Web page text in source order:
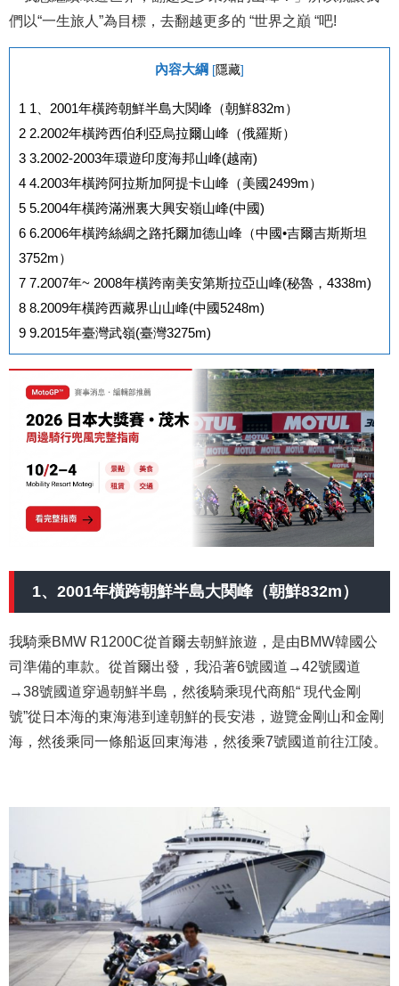
們以“一生旅人”為目標，去翻越更多的 “世界之巔 “吧!
內容大綱 [隱藏]
1 1、2001年橫跨朝鮮半島大関峰（朝鮮832m）
2 2.2002年橫跨西伯利亞烏拉爾山峰（俄羅斯）
3 3.2002-2003年環遊印度海邦山峰(越南)
4 4.2003年橫跨阿拉斯加阿提卡山峰（美國2499m）
5 5.2004年橫跨滿洲裏大興安嶺山峰(中國)
6 6.2006年橫跨絲綢之路托爾加德山峰（中國•吉爾吉斯斯坦
3752m）
7 7.2007年~ 2008年橫跨南美安第斯拉亞山峰(秘魯，4338m)
8 8.2009年橫跨西藏界山山峰(中國5248m)
9 9.2015年臺灣武嶺(臺灣3275m)
1、2001年橫跨朝鮮半島大関峰（朝鮮832m）
我騎乘BMW R1200C從首爾去朝鮮旅遊，是由BMW韓國公
司準備的車款。從首爾出發，我沿著6號國道→42號國道
→38號國道穿過朝鮮半島，然後騎乘現代商船“ 現代金剛
號”從日本海的東海港到達朝鮮的長安港，遊覽金剛山和金剛
海，然後乘同一條船返回東海港，然後乘7號國道前往江陵。